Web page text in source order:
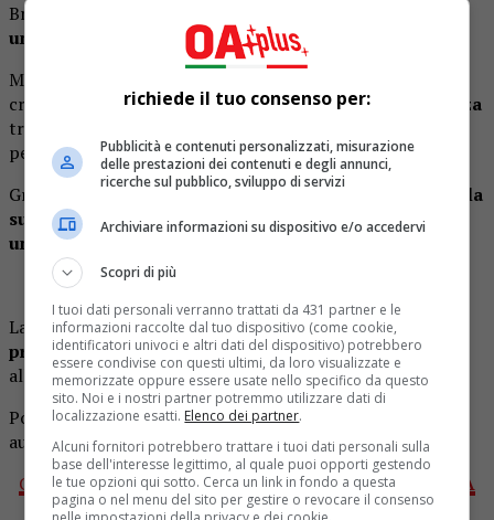
Bronstein,
una chat di incontri per single.
Ma qualcosa purtroppo per lei è andata storta. Gli utenti
credendo fosse unfake hanno segnalato la sua presenza
tra gli iscritti e i gestori dell’app, notandola tra i profili e
pensando appunto che fosse un falso,l’hanno bloccata.
Grande il dispiacere dell’attrice chesu twitter rivendica la
sua posizione confermando che si trattava proprio di
un profilo autentico.
La direttrice editoriale di Bumble,Clare O’Connor ha
prontamente recapitato le sue scuse ed i suoi auguri
alla Stone: “Spero che tu possa trovare il tuo tesoro”.
Povera Sharon ma soprattutto poveri uomini! E noi le
auguriamo di trovare presto la sua anima gemella.
Clicca qui per mettere “Mi piace” alla nostraPAGINA OA
PLUS
richiede il tuo consenso per:
Pubblicità e contenuti personalizzati, misurazione
delle prestazioni dei contenuti e degli annunci,
ricerche sul pubblico, sviluppo di servizi
Archiviare informazioni su dispositivo e/o accedervi
Scopri di più
I tuoi dati personali verranno trattati da 431 partner e le
informazioni raccolte dal tuo dispositivo (come cookie,
identificatori univoci e altri dati del dispositivo) potrebbero
essere condivise con questi ultimi, da loro visualizzate e
memorizzate oppure essere usate nello specifico da questo
sito. Noi e i nostri partner potremmo utilizzare dati di
localizzazione esatti. Elenco dei partner.
Alcuni fornitori potrebbero trattare i tuoi dati personali sulla
base dell'interesse legittimo, al quale puoi opporti gestendo
le tue opzioni qui sotto. Cerca un link in fondo a questa
pagina o nel menu del sito per gestire o revocare il consenso